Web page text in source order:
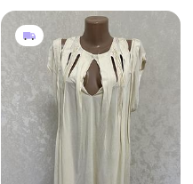
незабутнього літнього
образу